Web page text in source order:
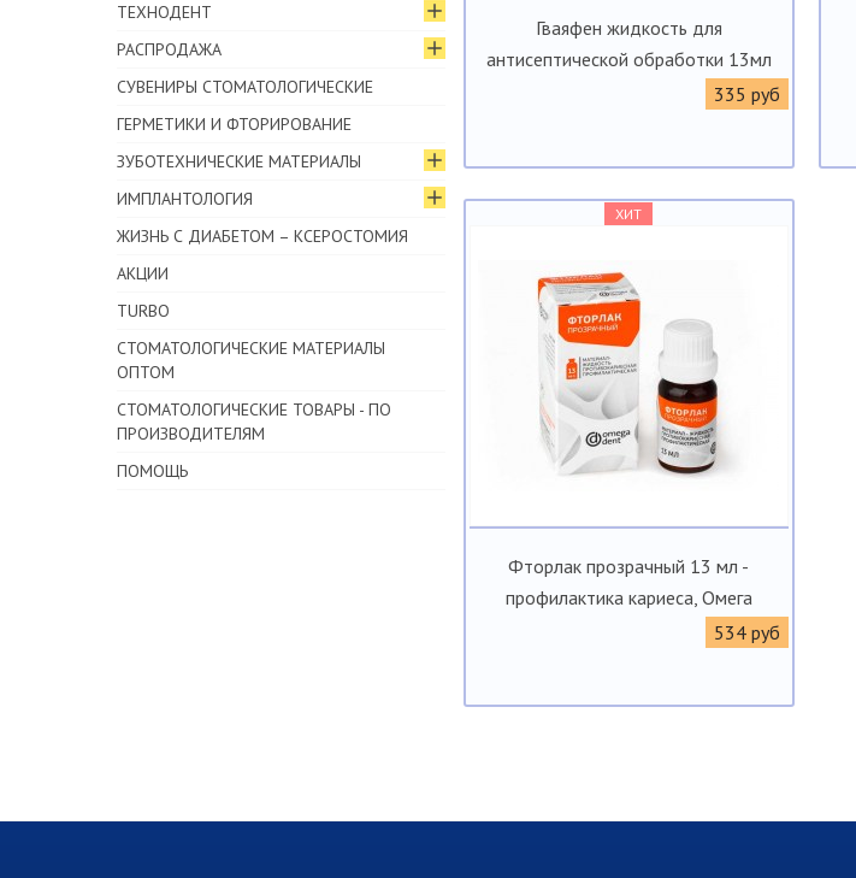
Гваяфен жидкость для
антисептической обработки 13мл
335 руб
ХИТ
Фторлак прозрачный 13 мл -
профилактика кариеса, Омега
534 руб
ТЕХНОДЕНТ
РАСПРОДАЖА
СУВЕНИРЫ СТОМАТОЛОГИЧЕСКИЕ
ГЕРМЕТИКИ И ФТОРИРОВАНИЕ
ЗУБОТЕХНИЧЕСКИЕ МАТЕРИАЛЫ
ИМПЛАНТОЛОГИЯ
ЖИЗНЬ С ДИАБЕТОМ – КСЕРОСТОМИЯ
АКЦИИ
TURBO
СТОМАТОЛОГИЧЕСКИЕ МАТЕРИАЛЫ
ОПТОМ
СТОМАТОЛОГИЧЕСКИЕ ТОВАРЫ - ПО
ПРОИЗВОДИТЕЛЯМ
ПОМОЩЬ